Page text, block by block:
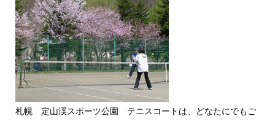
札幌 定山渓スポーツ公園 テニスコートは、どなたにでもご